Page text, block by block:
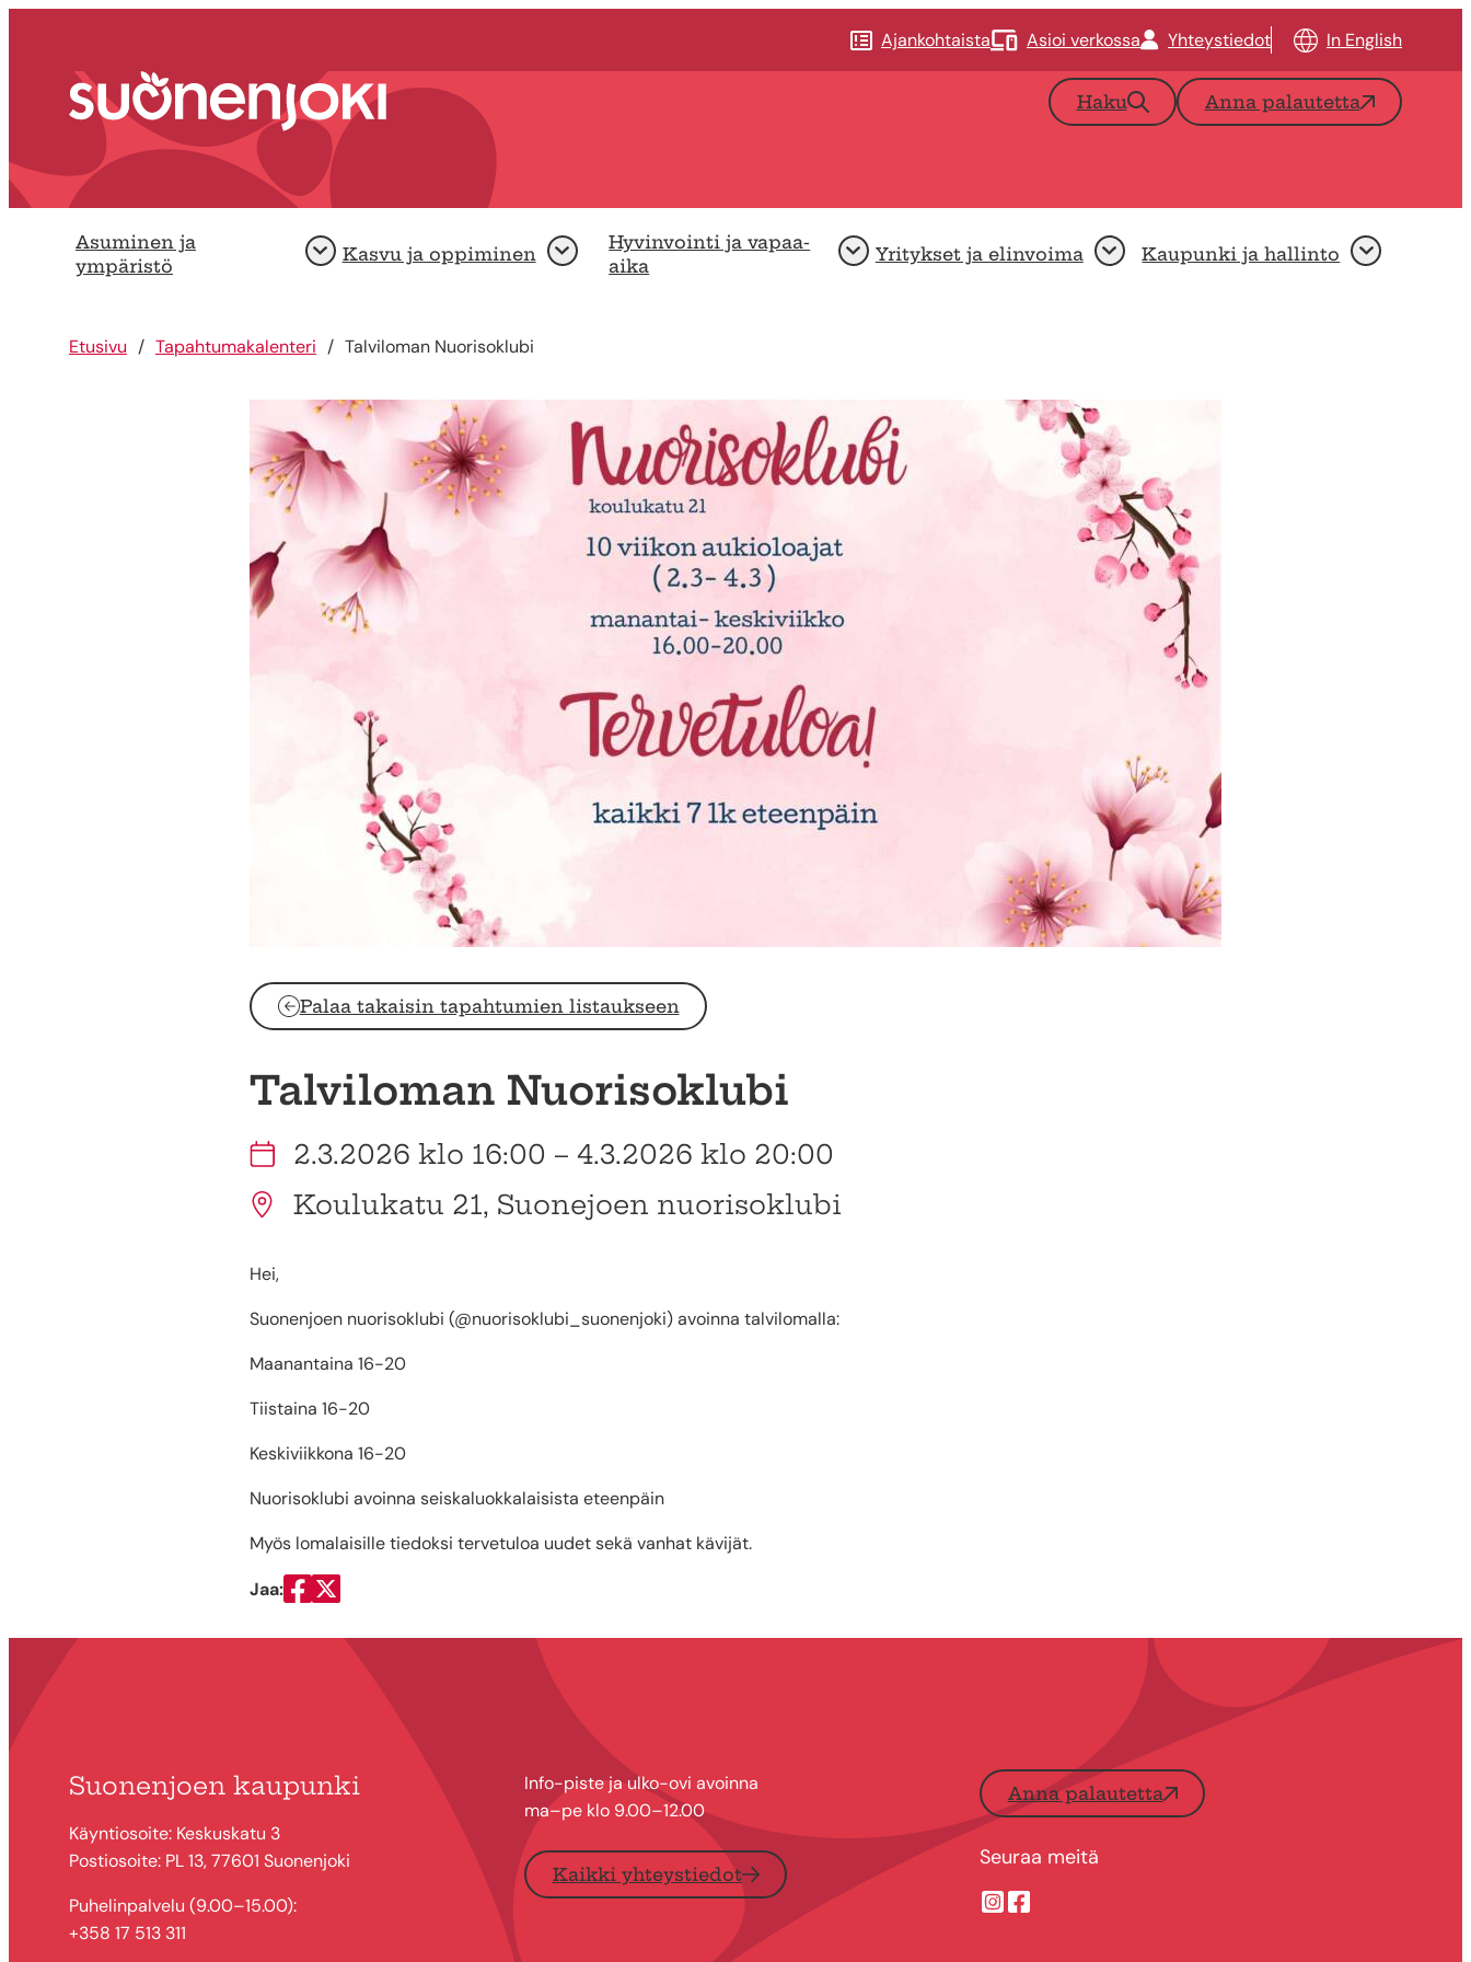
Ajankohtaista
Asioi verkossa Yhteystiedot In English
Etusivu
Haku Anna palautetta
Asuminen ja
ympäristö
AvaaKasvu ja oppiminen Avaa
Hyvinvointi ja vapaa-
aika
AvaaYritykset ja elinvoima AvaaKaupunki ja hallinto Avaa
Etusivu Tapahtumakalenteri Talviloman Nuorisoklubi
Palaa takaisin tapahtumien listaukseen
Talviloman Nuorisoklubi
2.3.2026 klo 16:00 – 4.3.2026 klo 20:00
Koulukatu 21, Suonejoen nuorisoklubi
Hei,
Suonenjoen nuorisoklubi (@nuorisoklubi_suonenjoki) avoinna talvilomalla:
Maanantaina 16-20
Tiistaina 16-20
Keskiviikkona 16-20
Nuorisoklubi avoinna seiskaluokkalaisista eteenpäin
Myös lomalaisille tiedoksi tervetuloa uudet sekä vanhat kävijät.
Jaa:
Jaa Facebookissa
Jaa Twitterissä
Suonenjoen kaupunki
Käyntiosoite: Keskuskatu 3
Postiosoite: PL 13, 77601 Suonenjoki
Puhelinpalvelu (9.00–15.00):
+358 17 513 311
Info-piste ja ulko-ovi avoinna
ma–pe klo 9.00–12.00
Kaikki yhteystiedot
Anna palautetta
Seuraa meitä
Suonenjoen kaupungin Instragram
Suonenjoen kaupungin Facebook